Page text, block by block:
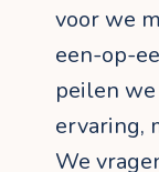
voor we
een-op-
peilen
ervaring,
We